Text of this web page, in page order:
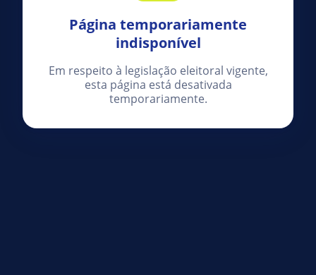
Página temporariamente
indisponível
Em respeito à legislação eleitoral vigente,
esta página está desativada
temporariamente.